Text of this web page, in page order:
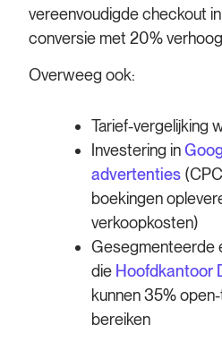
vereenvoudigde checkout
conversie met 20%
Overweeg ook:
Tarief-vergelijking
Investering in
advertenties
boekingen
verkoopkosten)
Gesegmenteerde
die Hoofdkantoor
kunnen 35%
bereiken